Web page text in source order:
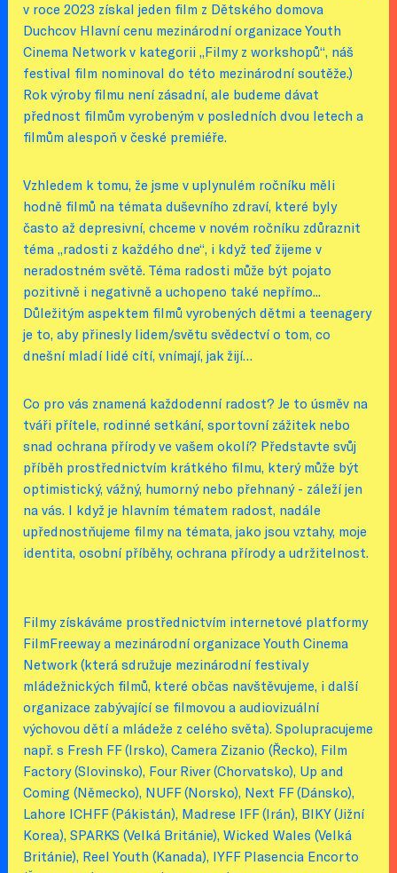
v roce 2023 získal jeden film z Dětského domova
Duchcov Hlavní cenu mezinárodní organizace Youth
Cinema Network v kategorii „Filmy z workshopů“, náš
festival film nominoval do této mezinárodní soutěže.)
Rok výroby filmu není zásadní, ale budeme dávat
přednost filmům vyrobeným v posledních dvou letech a
filmům alespoň v české premiéře.
Vzhledem k tomu, že jsme v uplynulém ročníku měli
hodně filmů na témata duševního zdraví, které byly
často až depresivní, chceme v novém ročníku zdůraznit
téma „radosti z každého dne“, i když teď žijeme v
neradostném světě. Téma radosti může být pojato
pozitivně i negativně a uchopeno také nepřímo...
Důležitým aspektem filmů vyrobených dětmi a teenagery
je to, aby přinesly lidem/světu svědectví o tom, co
dnešní mladí lidé cítí, vnímají, jak žijí…
Co pro vás znamená každodenní radost? Je to úsměv na
tváři přítele, rodinné setkání, sportovní zážitek nebo
snad ochrana přírody ve vašem okolí? Představte svůj
příběh prostřednictvím krátkého filmu, který může být
optimistický, vážný, humorný nebo přehnaný - záleží jen
na vás. I když je hlavním tématem radost, nadále
upřednostňujeme filmy na témata, jako jsou vztahy, moje
identita, osobní příběhy, ochrana přírody a udržitelnost.
Filmy získáváme prostřednictvím internetové platformy
FilmFreeway a mezinárodní organizace Youth Cinema
Network (která sdružuje mezinárodní festivaly
mládežnických filmů, které občas navštěvujeme, i další
organizace zabývající se filmovou a audiovizuální
výchovou dětí a mládeže z celého světa). Spolupracujeme
např. s Fresh FF (Irsko), Camera Zizanio (Řecko), Film
Factory (Slovinsko), Four River (Chorvatsko), Up and
Coming (Německo), NUFF (Norsko), Next FF (Dánsko),
Lahore ICHFF (Pákistán), Madrese IFF (Irán), BIKY (Jižní
Korea), SPARKS (Velká Británie), Wicked Wales (Velká
Británie), Reel Youth (Kanada), IYFF Plasencia Encorto